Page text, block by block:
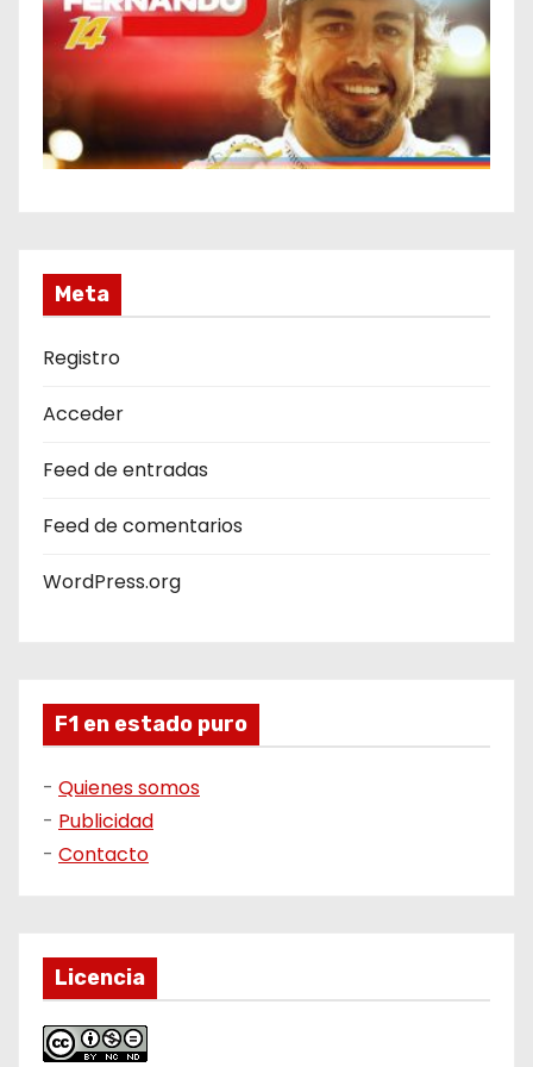
Meta
Registro
Acceder
Feed de entradas
Feed de comentarios
WordPress.org
F1 en estado puro
- Quienes somos
- Publicidad
- Contacto
Licencia